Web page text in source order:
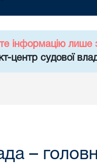
інформацію лише
центр судової
–